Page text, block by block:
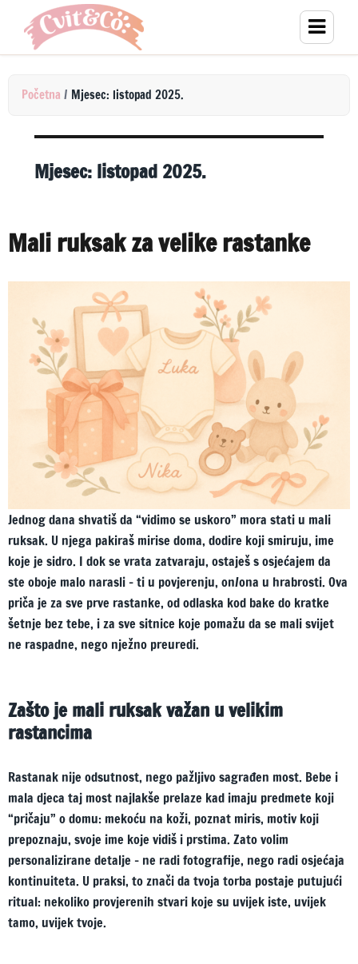
Početna / Mjesec: listopad 2025.
Mjesec: listopad 2025.
Mali ruksak za velike rastanke
Jednog dana shvatiš da “vidimo se uskoro” mora stati u mali
ruksak. U njega pakiraš mirise doma, dodire koji smiruju, ime
koje je sidro. I dok se vrata zatvaraju, ostaješ s osjećajem da
ste oboje malo narasli – ti u povjerenju, on/ona u hrabrosti. Ova
priča je za sve prve rastanke, od odlaska kod bake do kratke
šetnje bez tebe, i za sve sitnice koje pomažu da se mali svijet
ne raspadne, nego nježno preuredi.
Zašto je mali ruksak važan u velikim
rastancima
Rastanak nije odsutnost, nego pažljivo sagrađen most. Bebe i
mala djeca taj most najlakše prelaze kad imaju predmete koji
“pričaju” o domu: mekoću na koži, poznat miris, motiv koji
prepoznaju, svoje ime koje vidiš i prstima. Zato volim
personalizirane detalje – ne radi fotografije, nego radi osjećaja
kontinuiteta. U praksi, to znači da tvoja torba postaje putujući
ritual: nekoliko provjerenih stvari koje su uvijek iste, uvijek
tamo, uvijek tvoje.